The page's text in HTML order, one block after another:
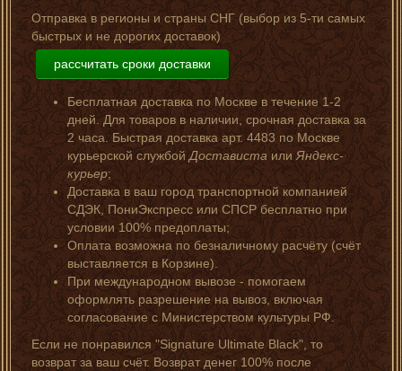
Отправка в регионы и страны СНГ (выбор из 5-ти самых
быстрых и не дорогих доставок)
рассчитать сроки доставки
Бесплатная доставка по Москве в течение 1-2
дней. Для товаров в наличии, срочная доставка за
2 часа. Быстрая доставка арт. 4483 по Москве
курьерской службойДоставистаилиЯндекс-
курьер;
Доставка в ваш город транспортной компанией
СДЭК, ПониЭкспресс или СПСР бесплатно при
условии 100% предоплаты;
Оплата возможна по безналичному расчёту (счёт
выставляется в Корзине).
При международном вывозе - помогаем
оформлять разрешение на вывоз, включая
согласование с Министерством культуры РФ.
Если не понравился "Signature Ultimate Black", то
возврат за ваш счёт. Возврат денег 100% после